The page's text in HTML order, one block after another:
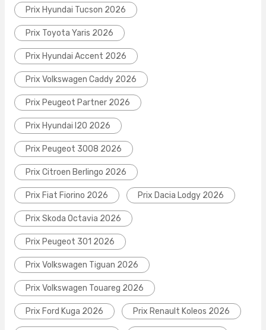
Prix Hyundai Tucson 2026
Prix Toyota Yaris 2026
Prix Hyundai Accent 2026
Prix Volkswagen Caddy 2026
Prix Peugeot Partner 2026
Prix Hyundai I20 2026
Prix Peugeot 3008 2026
Prix Citroen Berlingo 2026
Prix Fiat Fiorino 2026 Prix Dacia Lodgy 2026
Prix Skoda Octavia 2026
Prix Peugeot 301 2026
Prix Volkswagen Tiguan 2026
Prix Volkswagen Touareg 2026
Prix Ford Kuga 2026 Prix Renault Koleos 2026